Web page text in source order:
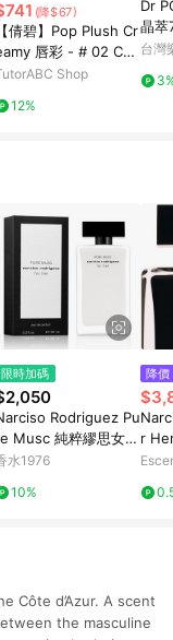
(降$67)
【倩碧】Pop Plush Cr
唇彩 - # 02 Chif
Pop Shop
12%
Dr
晶萃
9免
台灣
限時加碼
Rodriguez Pu
Musc 純粹繆思女性
香精
水1976
10%
降價
r
Côte d’Azur. A scent
the masculine